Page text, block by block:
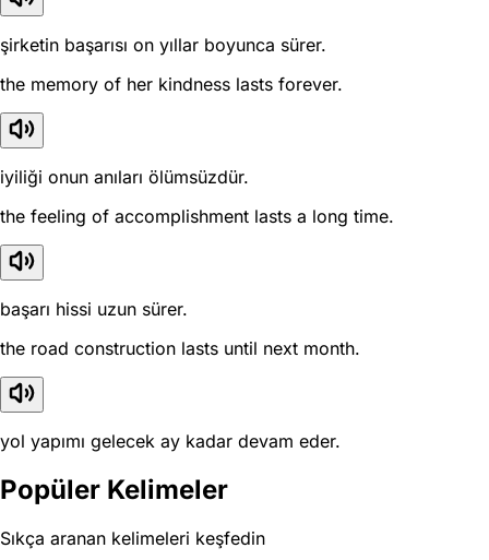
şirketin başarısı on yıllar boyunca sürer.
the memory of her kindness lasts forever.
iyiliği onun anıları ölümsüzdür.
the feeling of accomplishment lasts a long time.
başarı hissi uzun sürer.
the road construction lasts until next month.
yol yapımı gelecek ay kadar devam eder.
Popüler Kelimeler
Sıkça aranan kelimeleri keşfedin